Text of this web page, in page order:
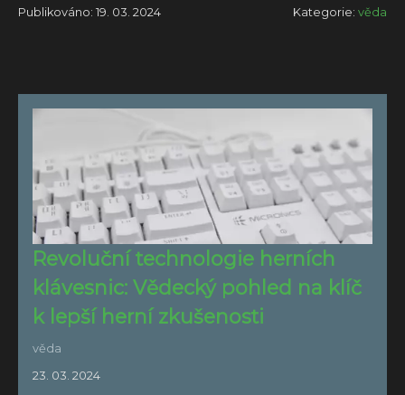
Publikováno: 19. 03. 2024 Kategorie: věda
Revoluční technologie herních
klávesnic: Vědecký pohled na klíč
k lepší herní zkušenosti
věda
23. 03. 2024